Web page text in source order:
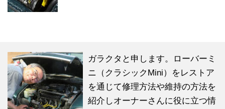
ガラクタと申します。ローバーミ
ニ（クラシックMini）をレストア
を通じて修理方法や維持の方法を
紹介しオーナーさんに役に立つ情